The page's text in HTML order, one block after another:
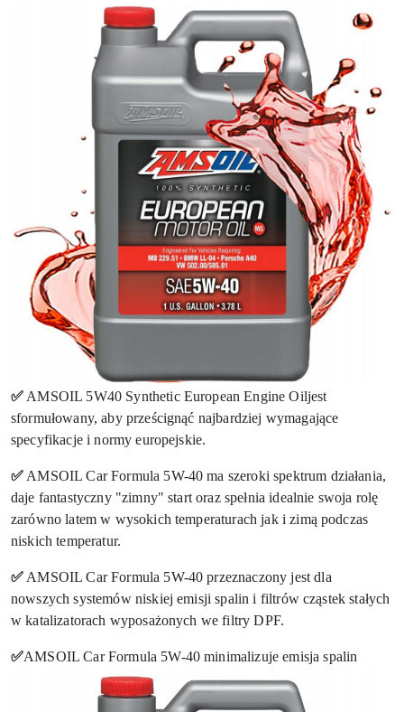
✅ AMSOIL 5W40 Synthetic European Engine Oiljest
sformułowany, aby prześcignąć najbardziej wymagające
specyfikacje i normy europejskie.
✅ AMSOIL Car Formula 5W-40 ma szeroki spektrum działania,
daje fantastyczny "zimny" start oraz spełnia idealnie swoja rolę
zarówno latem w wysokich temperaturach jak i zimą podczas
niskich temperatur.
✅ AMSOIL Car Formula 5W-40 przeznaczony jest dla
nowszych systemów niskiej emisji spalin i filtrów cząstek stałych
w katalizatorach wyposażonych we filtry DPF.
✅AMSOIL Car Formula 5W-40 minimalizuje emisja spalin